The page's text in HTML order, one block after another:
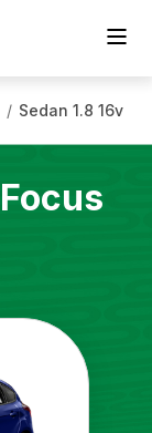
/ Sedan 1.8 16v
Focus